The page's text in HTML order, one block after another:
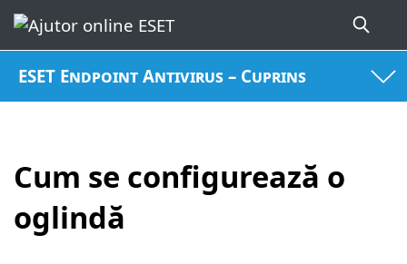
ESET Endpoint Antivirus – Cuprins
Cum se configurează o
oglindă